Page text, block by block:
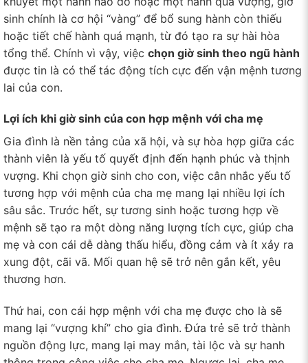
sinh chính là cơ hội “vàng” để bổ sung hành còn thiếu
hoặc tiết chế hành quá mạnh, từ đó tạo ra sự hài hòa
tổng thể. Chính vì vậy, việc chọn giờ sinh theo ngũ hành
được tin là có thể tác động tích cực đến vận mệnh tương
lai của con.
Lợi ích khi giờ sinh của con hợp mệnh với cha mẹ
Gia đình là nền tảng của xã hội, và sự hòa hợp giữa các
thành viên là yếu tố quyết định đến hạnh phúc và thịnh
vượng. Khi chọn giờ sinh cho con, việc cân nhắc yếu tố
tương hợp với mệnh của cha mẹ mang lại nhiều lợi ích
sâu sắc. Trước hết, sự tương sinh hoặc tương hợp về
mệnh sẽ tạo ra một dòng năng lượng tích cực, giúp cha
mẹ và con cái dễ dàng thấu hiểu, đồng cảm và ít xảy ra
xung đột, cãi vã. Mối quan hệ sẽ trở nên gắn kết, yêu
thương hơn.
Thứ hai, con cái hợp mệnh với cha mẹ được cho là sẽ
mang lại “vượng khí” cho gia đình. Đứa trẻ sẽ trở thành
nguồn động lực, mang lại may mắn, tài lộc và sự hanh